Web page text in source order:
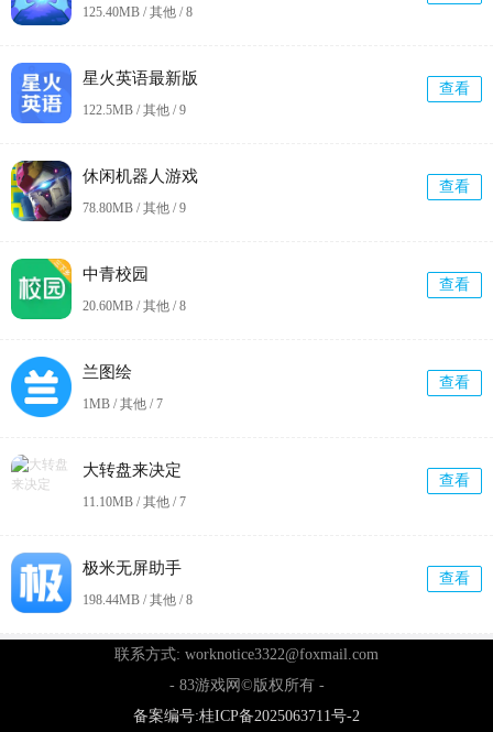
125.40MB / 其他 /8
星火英语最新版
122.5MB / 其他 /9
查看
休闲机器人游戏
78.80MB / 其他 /9
查看
中青校园
20.60MB / 其他 /8
查看
兰图绘
1MB / 其他 /7
查看
大转盘来决定
11.10MB / 其他 /7
查看
极米无屏助手
198.44MB / 其他 /8
查看
联系方式: worknotice3322@foxmail.com
- 83游戏网©版权所有 -
备案编号:桂ICP备2025063711号-2